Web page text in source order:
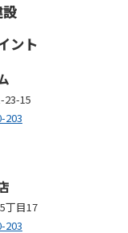
ント
23-15
203
丁目17
203